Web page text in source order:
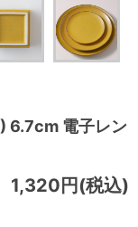
6.7cm 電子レン
1,320円(税込)